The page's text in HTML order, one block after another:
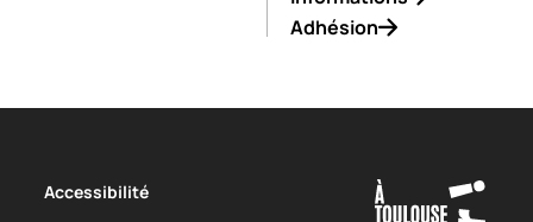
Adhésion
Accessibilité